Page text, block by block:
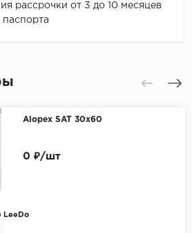
рассрочки от 3 до 10 месяцев
паспорта
Alopex SAT 30x60
LeeDo
0 ₽/шт